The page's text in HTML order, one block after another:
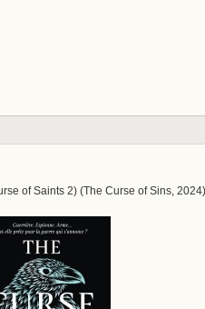
of Saints 2) (The Curse of Sins,